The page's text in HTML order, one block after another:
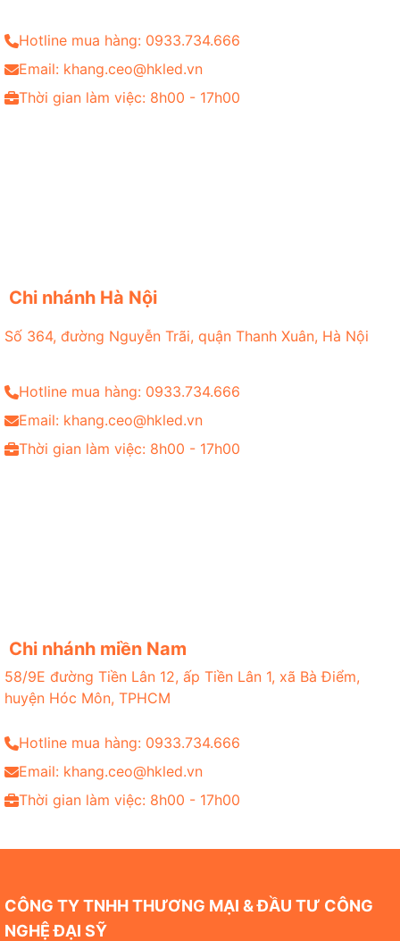
Hotline mua hàng: 0933.734.666
Email: khang.ceo@hkled.vn
Thời gian làm việc: 8h00 - 17h00
Chi nhánh Hà Nội
Số 364, đường Nguyễn Trãi, quận Thanh Xuân, Hà Nội
Hotline mua hàng: 0933.734.666
Email: khang.ceo@hkled.vn
Thời gian làm việc: 8h00 - 17h00
Chi nhánh miền Nam
58/9E đường Tiền Lân 12, ấp Tiền Lân 1, xã Bà Điểm,
huyện Hóc Môn, TPHCM
Hotline mua hàng: 0933.734.666
Email: khang.ceo@hkled.vn
Thời gian làm việc: 8h00 - 17h00
CÔNG TY TNHH THƯƠNG MẠI & ĐẦU TƯ CÔNG
NGHỆ ĐẠI SỸ